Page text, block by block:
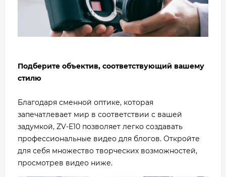
Подберите объектив, соответствующий вашему
стилю
Благодаря сменной оптике, которая
запечатлевает мир в соответствии с вашей
задумкой, ZV-E10 позволяет легко создавать
профессиональные видео для блогов. Откройте
для себя множество творческих возможностей,
просмотрев видео ниже.